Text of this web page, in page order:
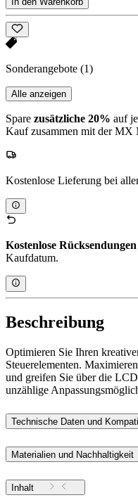
Sonderangebote (1)
Alle anzeigen
Spare zusätzliche 20% auf
Kauf zusammen mit der MX
Kostenlose Lieferung bei
Kostenlose Rücksendungen
Kaufdatum.
Beschreibung
Optimieren Sie Ihren
Steuerelementen.
und greifen Sie über die
unzählige
Technische Daten und
Materialien und Nachhaltigkeit
Inhalt